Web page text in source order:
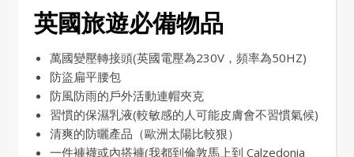
英國旅遊必備物品
萬國變壓轉接頭(英國電壓為230V，頻率為50HZ)
防盜扁平腰包
防風防雨的戶外活動連帽夾克
習慣的保濕乳液(較敏感的人可能皮膚會不習慣氣候)
清爽的防曬產品（歐洲太陽比較狠）
一件褲襪或內搭褲(我都到倫敦馬上到 Calzedonia